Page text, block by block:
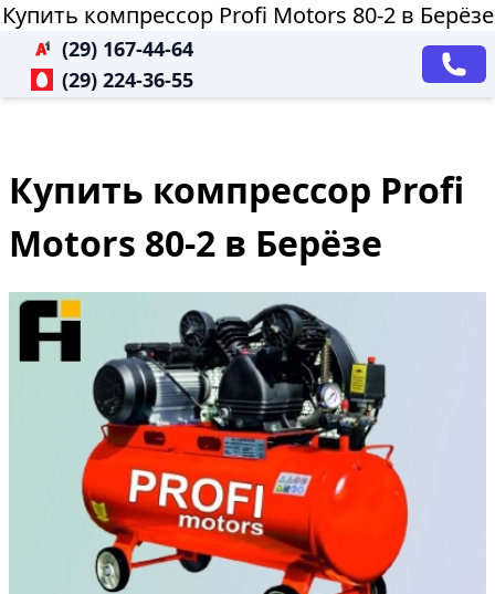
Купить компрессор Profi Motors 80-2 в Берёзе
(29) 167-44-64
(29) 224-36-55
Купить компрессор Profi
Motors 80-2 в Берёзе